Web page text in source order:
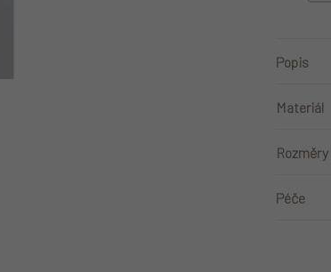
Popis
Materiál
Rozměry
Péče